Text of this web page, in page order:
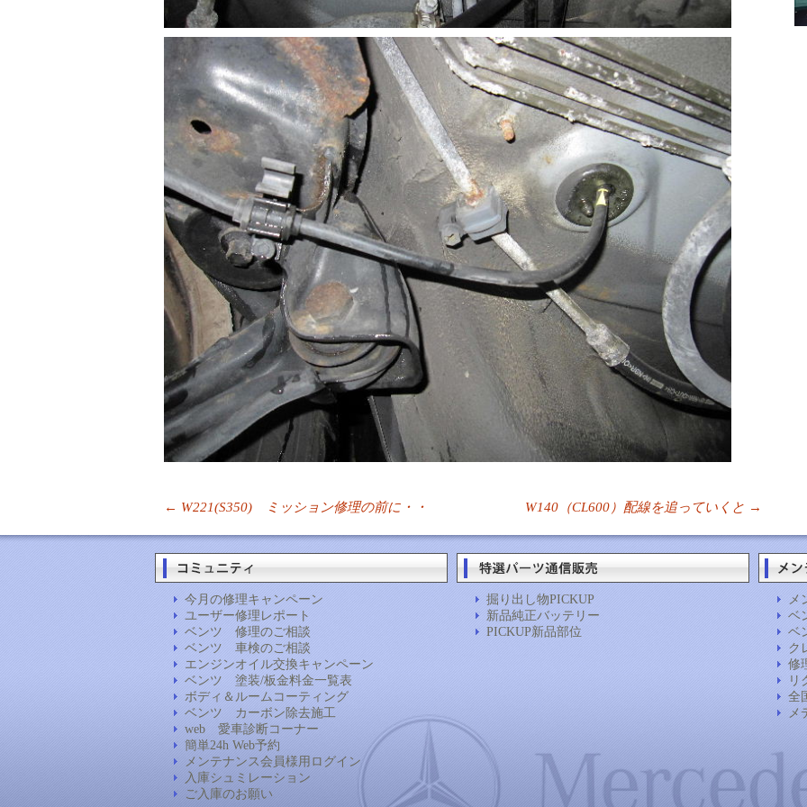
投
ビ
ゲ
← W221(S350) ミッション修理の前に・・ W140（CL600）配線を追っていくと →
今月の修理キャンペーン
ユーザー修理レポート
ベンツ 修理のご相談
ベンツ 車検のご相談
エンジンオイル交換キャンペーン
ベンツ 塗装/板金料金一覧表
ボディ＆ルームコーティング
ベンツ カーボン除去施工
web 愛車診断コーナー
簡単24h Web予約
メンテナンス会員様用ログイン
入庫シュミレーション
ご入庫のお願い
掘り出し物PICKUP
新品純正バッテリー
PICKUP新品部位
メ
ベ
ベ
ク
修
リ
全
メ